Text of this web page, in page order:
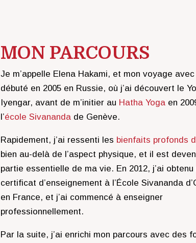
MON PARCOURS
Je m’appelle Elena Hakami, et mon voyage
débuté en 2005 en Russie, où j’ai découvert le
Iyengar, avant de m’initier au Hatha Yogaen
l’école Sivanandade Genève.
Rapidement, j’ai ressenti les bienfaits profonds
bien au-delà de l’aspect physique, et il est
partie essentielle de ma vie. En 2012, j’ai obtenu
certificat d’enseignement à l’École Sivananda
en France, et j’ai commencé à enseigner
professionnellement.
Par la suite, j’ai enrichi mon parcours avec des